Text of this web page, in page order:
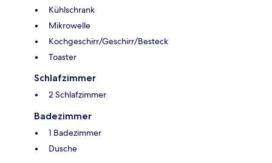
Kühlschrank
Mikrowelle
Kochgeschirr/Geschirr/Besteck
Toaster
Schlafzimmer
2 Schlafzimmer
Badezimmer
1 Badezimmer
Dusche